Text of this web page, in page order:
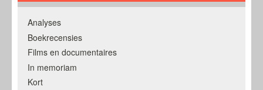
Analyses
Boekrecensies
Films en documentaires
In memoriam
Kort